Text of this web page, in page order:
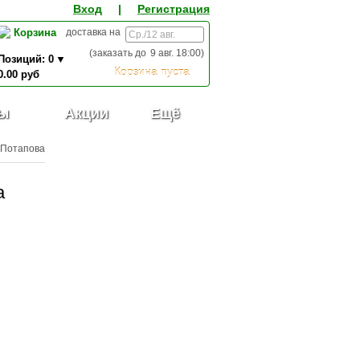
Вход | Регистрация
Корзина
Корзина пуста
доставка на
)
9 авг. 18:00
(заказать до
0
руб
0,00
Акции Ещё